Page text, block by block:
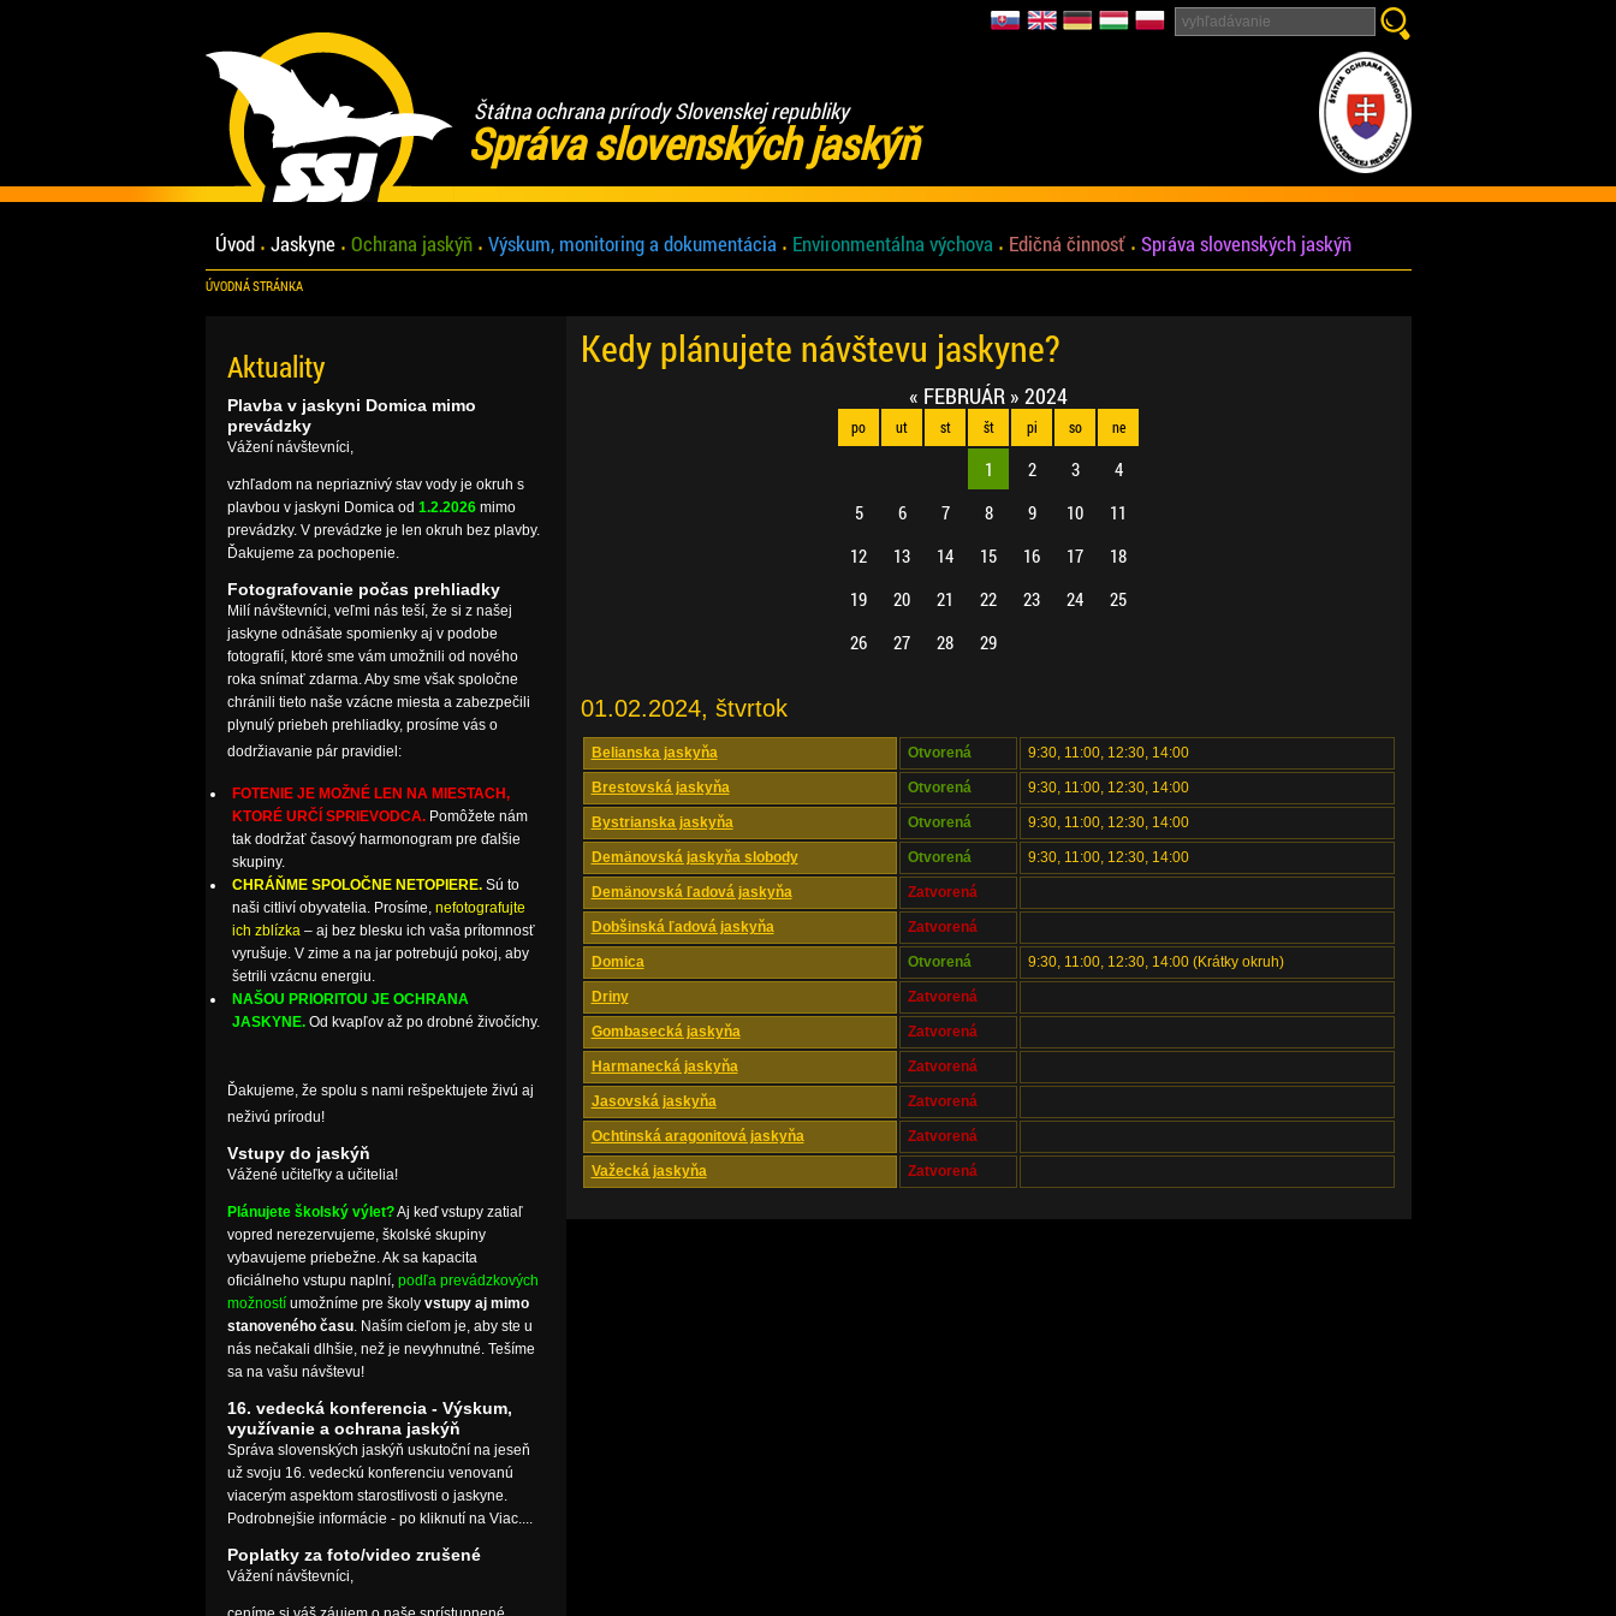
Štátna ochrana prírody Slovenskej republiky
Správa slovenských jaskýň
Úvod Jaskyne Ochrana jaskýň Výskum, monitoring a dokumentácia Environmentálna výchova Edičná činnosť Správa slovenských jaskýň
ÚVODNÁ STRÁNKA
Kedy plánujete návštevu jaskyne?
« FEBRUÁR » 2024
po ut st št pi so ne
1 2 3
4
5
6 7 8 9 10
11
12
13 14 15 16 17
18
19
20 21 22 23 24
25
26
27 28 29
01.02.2024, štvrtok
Belianska jaskyňa Otvorená 9:30, 11:00, 12:30, 14:00
Brestovská jaskyňa Otvorená 9:30, 11:00, 12:30, 14:00
Bystrianska jaskyňa Otvorená 9:30, 11:00, 12:30, 14:00
Demänovská jaskyňa slobody Otvorená 9:30, 11:00, 12:30, 14:00
Demänovská ľadová jaskyňa Zatvorená
Dobšinská ľadová jaskyňa Zatvorená
Domica Otvorená 9:30, 11:00, 12:30, 14:00 (Krátky okruh)
Driny Zatvorená
Gombasecká jaskyňa Zatvorená
Harmanecká jaskyňa Zatvorená
Jasovská jaskyňa Zatvorená
Ochtinská aragonitová jaskyňa Zatvorená
Važecká jaskyňa Zatvorená
Aktuality
Plavba v jaskyni Domica mimo
prevádzky
Vážení návštevníci,
vzhľadom na nepriaznivý stav vody je okruh s
plavbou v jaskyni Domica od 1.2.2026mimo
prevádzky. V prevádzke je len okruh bez plavby.
Ďakujeme za pochopenie.
Fotografovanie počas prehliadky
Milí návštevníci, veľmi nás teší, že si z našej
jaskyne odnášate spomienky aj v podobe
fotografií, ktoré sme vám umožnili od nového
roka snímať zdarma. Aby sme však spoločne
chránili tieto naše vzácne miesta a zabezpečili
plynulý priebeh prehliadky, prosíme vás o
dodržiavanie pár pravidiel:
FOTENIE JE MOŽNÉ LEN NA MIESTACH,
KTORÉ URČÍ SPRIEVODCA.Pomôžete nám
tak dodržať časový harmonogram pre ďalšie
skupiny.
CHRÁŇME SPOLOČNE NETOPIERE.Sú to
naši citliví obyvatelia. Prosíme, nefotografujte
ich zblízka– aj bez blesku ich vaša prítomnosť
vyrušuje. V zime a na jar potrebujú pokoj, aby
šetrili vzácnu energiu.
NAŠOU PRIORITOU JE OCHRANA
JASKYNE. Od kvapľov až po drobné živočíchy.
Ďakujeme, že spolu s nami rešpektujete živú aj
neživú prírodu!
Vstupy do jaskýň
Vážené učiteľky a učitelia!
Plánujete školský výlet?Aj keď vstupy zatiaľ
vopred nerezervujeme, školské skupiny
vybavujeme priebežne. Ak sa kapacita
oficiálneho vstupu naplní, podľa prevádzkových
možnostíumožníme pre školy vstupy aj mimo
stanoveného času. Naším cieľom je, aby ste u
nás nečakali dlhšie, než je nevyhnutné. Tešíme
sa na vašu návštevu!
16. vedecká konferencia - Výskum,
využívanie a ochrana jaskýň
Správa slovenských jaskýň uskutoční na jeseň
už svoju 16. vedeckú konferenciu venovanú
viacerým aspektom starostlivosti o jaskyne.
Podrobnejšie informácie - po kliknutí na Viac....
Poplatky za foto/video zrušené
Vážení návštevníci,